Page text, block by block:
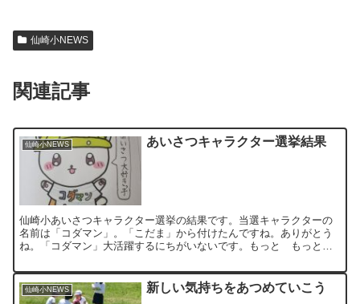
仙崎小NEWS
関連記事
仙崎小NEWS あいさつキャラクター選挙結果
仙崎小あいさつキャラクター選挙の結果です。当選キャラクターの
名前は「コダマン」。「こだま」から付けたんですね。ありがとう
ね。「コダマン」大活躍するにちがいないです。もっと もっと笑
仙崎小NEWS 新しい気持ちをあつめていこう